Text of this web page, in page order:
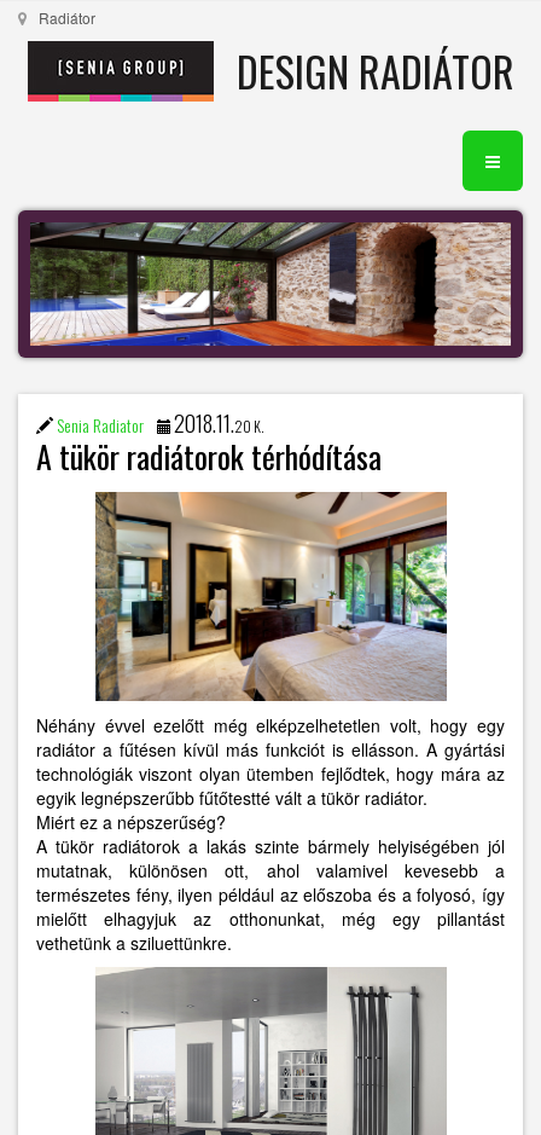
Radiátor
DESIGN RADIÁTOR
Senia Radiator 2018.11.20 K.
A tükör radiátorok térhódítása
Néhány évvel ezelőtt még elképzelhetetlen volt, hogy egy
radiátor a fűtésen kívül más funkciót is ellásson. A gyártási
technológiák viszont olyan ütemben fejlődtek, hogy mára az
egyik legnépszerűbb fűtőtestté vált a tükör radiátor.
Miért ez a népszerűség?
A tükör radiátorok a lakás szinte bármely helyiségében jól
mutatnak, különösen ott, ahol valamivel kevesebb a
természetes fény, ilyen például az előszoba és a folyosó, így
mielőtt elhagyjuk az otthonunkat, még egy pillantást
vethetünk a sziluettünkre.